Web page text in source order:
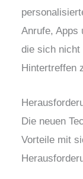
Anrufe, Apps
die sich nicht
Hintertreffen
Die neuen
Vorteile mit